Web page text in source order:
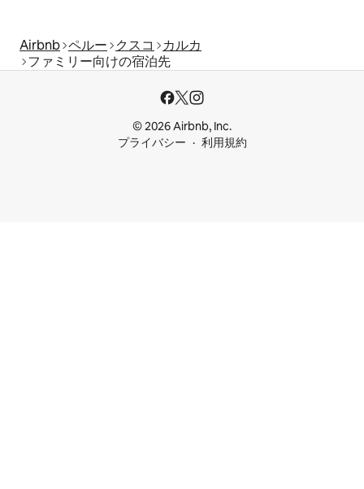
Airbnb ペルー クスコ
カルカ
ファミリー向けの宿泊先
© 2026 Airbnb, Inc.
プライバシー
利用規約